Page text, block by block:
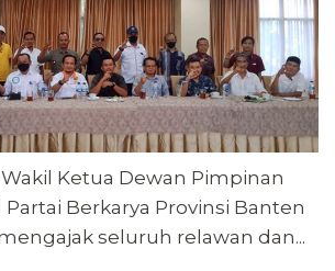
Ketua Dewan Pimpinan
Partai Berkarya Provinsi Banten
seluruh relawan dan...